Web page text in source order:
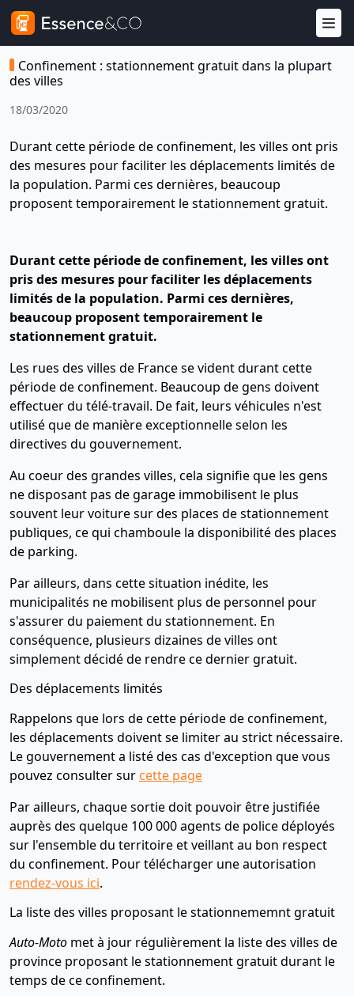
Confinement : stationnement gratuit dans la plupart
des villes
18/03/2020
Durant cette période de confinement, les villes ont pris
des mesures pour faciliter les déplacements limités de
la population. Parmi ces dernières, beaucoup
proposent temporairement le stationnement gratuit.
Durant cette période de confinement, les villes ont
pris des mesures pour faciliter les déplacements
limités de la population. Parmi ces dernières,
beaucoup proposent temporairement le
stationnement gratuit.
Les rues des villes de France se vident durant cette
période de confinement. Beaucoup de gens doivent
effectuer du télé-travail. De fait, leurs véhicules n'est
utilisé que de manière exceptionnelle selon les
directives du gouvernement.
Au coeur des grandes villes, cela signifie que les gens
ne disposant pas de garage immobilisent le plus
souvent leur voiture sur des places de stationnement
publiques, ce qui chamboule la disponibilité des places
de parking.
Par ailleurs, dans cette situation inédite, les
municipalités ne mobilisent plus de personnel pour
s'assurer du paiement du stationnement. En
conséquence, plusieurs dizaines de villes ont
simplement décidé de rendre ce dernier gratuit.
Des déplacements limités
Rappelons que lors de cette période de confinement,
les déplacements doivent se limiter au strict nécessaire.
Le gouvernement a listé des cas d'exception que vous
pouvez consulter sur cette page
Par ailleurs, chaque sortie doit pouvoir être justifiée
auprès des quelque 100 000 agents de police déployés
sur l'ensemble du territoire et veillant au bon respect
du confinement. Pour télécharger une autorisation
rendez-vous ici.
La liste des villes proposant le stationnememnt gratuit
Auto-Moto met à jour régulièrement la liste des villes de
province proposant le stationnement gratuit durant le
temps de ce confinement.